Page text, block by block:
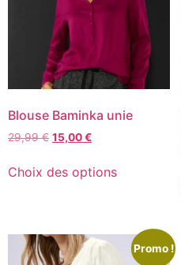
Blouse Baminka unie
29,99€ 15,00€
Choix des options
Promo !